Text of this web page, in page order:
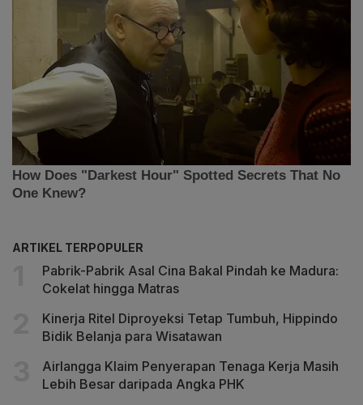
ARTIKEL TERPOPULER
Pabrik-Pabrik Asal Cina Bakal Pindah ke Madura:
Cokelat hingga Matras
Kinerja Ritel Diproyeksi Tetap Tumbuh, Hippindo
Bidik Belanja para Wisatawan
Airlangga Klaim Penyerapan Tenaga Kerja Masih
Lebih Besar daripada Angka PHK